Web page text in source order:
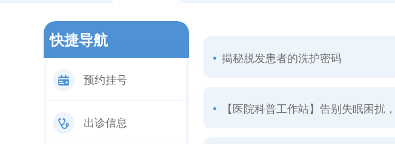
快捷导航
预约挂号
出诊信息
揭秘脱发患者的洗护密码
【医院科普工作站】告别失眠困扰